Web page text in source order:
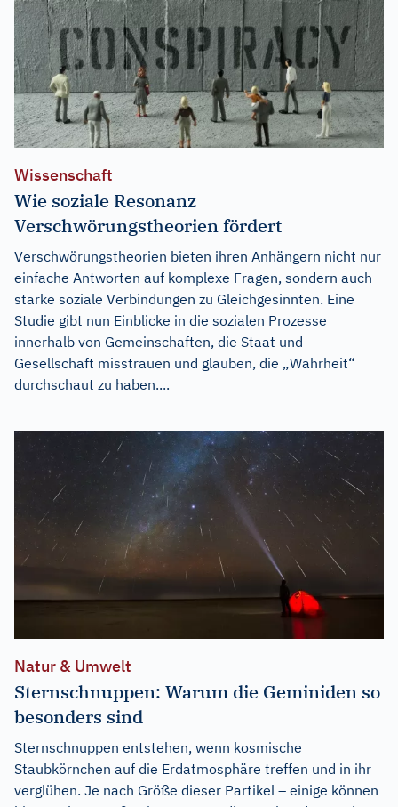
Wissenschaft
Wie soziale Resonanz
Verschwörungstheorien fördert
Verschwörungstheorien bieten ihren Anhängern nicht nur
einfache Antworten auf komplexe Fragen, sondern auch
starke soziale Verbindungen zu Gleichgesinnten. Eine
Studie gibt nun Einblicke in die sozialen Prozesse
innerhalb von Gemeinschaften, die Staat und
Gesellschaft misstrauen und glauben, die „Wahrheit“
durchschaut zu haben....
Natur & Umwelt
Sternschnuppen: Warum die Geminiden so
besonders sind
Sternschnuppen entstehen, wenn kosmische
Staubkörnchen auf die Erdatmosphäre treffen und in ihr
verglühen. Je nach Größe dieser Partikel – einige können